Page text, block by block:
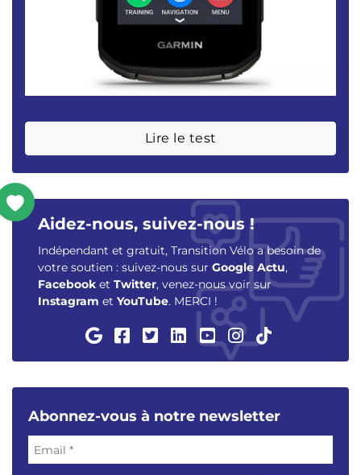
Lire le test
Aidez-nous, suivez-nous !
Indépendant et gratuit, Transition Vélo a besoin de
votre soutien : suivez-nous sur Google Actu,
Facebook et Twitter, venez-nous voir sur
Instagram et YouTube. MERCI !
Abonnez-vous à notre newsletter